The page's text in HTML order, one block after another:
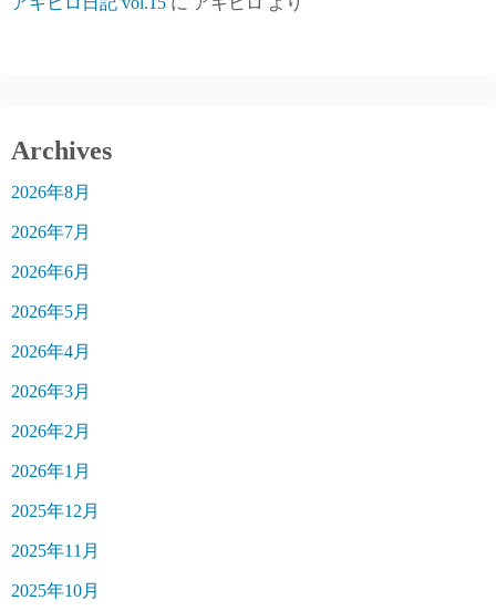
Archives
2026年8月
2026年7月
2026年6月
2026年5月
2026年4月
2026年3月
2026年2月
2026年1月
2025年12月
2025年11月
2025年10月